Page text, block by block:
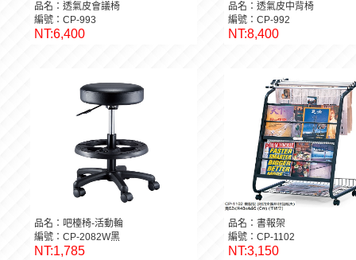
品名：透氣皮會議椅
編號：CP-993
NT:6,400
品名：透氣皮中背椅
編號：CP-992
NT:8,400
品名：吧檯椅-活動輪
編號：CP-2082W黑
NT:1,785
品名：書報架
編號：CP-1102
NT:3,150